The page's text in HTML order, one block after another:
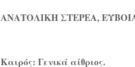
ΑΝΑΤΟΛΙΚΗ ΣΤΕΡΕΑ,
Καιρός: Γενικά αίθριος.